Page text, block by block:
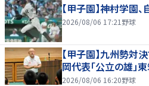
【甲子園】神村学園
2026/08/06 17:21 野球
【甲子園】九州勢対
岡代表「公立の雄」
2026/08/06 16:20野球